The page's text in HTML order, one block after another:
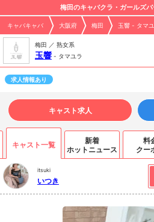
梅田のキャバクラ・ガールズ
キャバキャバ 大阪府 梅田 玉響 - タマ
梅田 ／ 熟女系
玉響 - タマユラ
求人情報あり
キャスト求人
キャスト一覧
新着
ホットニュース
料
クー
itsuki
いつき